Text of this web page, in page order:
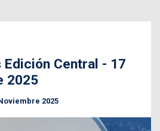
Central - 17
2025
2025